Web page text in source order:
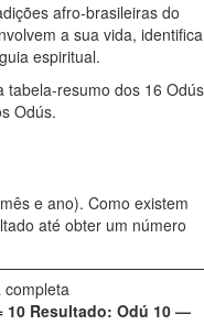
afro-brasileiras do
a sua vida,
espiritual.
tabela-resumo dos 16 Odús
Odús.
e ano). Como existem
até obter um número
completa
10 Resultado: Odú 10 —